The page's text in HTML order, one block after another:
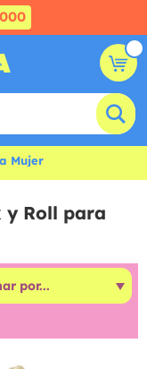
Mujer
y Roll para